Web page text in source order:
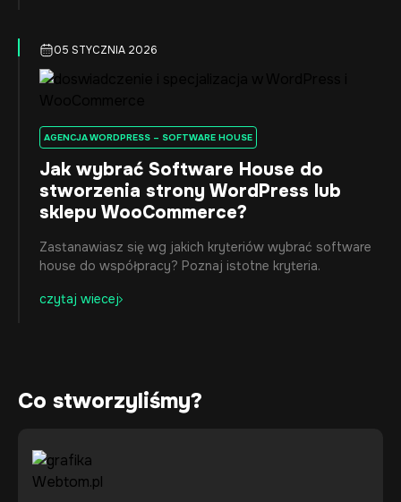
05 STYCZNIA 2026
AGENCJA WORDPRESS – SOFTWARE HOUSE
Jak wybrać Software House do
stworzenia strony WordPress lub
sklepu WooCommerce?
Zastanawiasz się wg jakich kryteriów wybrać software
house do współpracy? Poznaj istotne kryteria.
czytaj wiecej
Co stworzyliśmy?